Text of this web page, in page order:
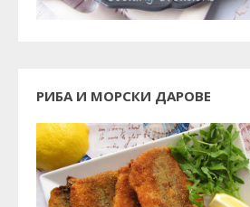
РИБА И МОРСКИ ДАРОВЕ